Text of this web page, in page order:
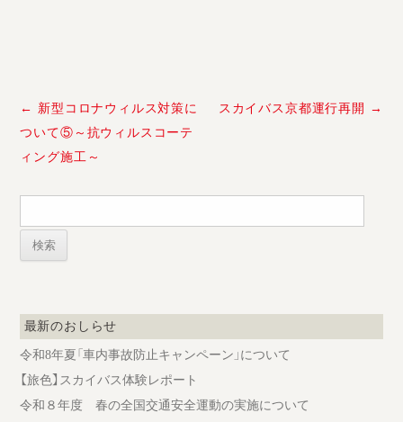
投
ビ
ー
ョ
ン
← 新型コロナウィルス対策に
ついて⑤～抗ウィルスコーテ
ィング施工～
スカイバス京都運行再開 →
検
最新のおしらせ
令和8年夏「車内事故防止キャンペーン」について
【旅色】スカイバス体験レポート
令和８年度 春の全国交通安全運動の実施について